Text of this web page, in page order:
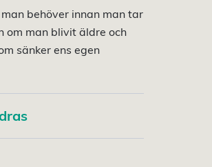
behöver innan man tar
om man blivit äldre och
sänker ens egen